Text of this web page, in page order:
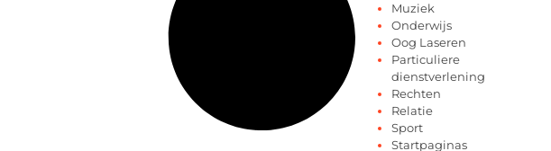
Muziek
Onderwijs
Oog Laseren
Particuliere
dienstverlening
Rechten
Relatie
Sport
Startpaginas